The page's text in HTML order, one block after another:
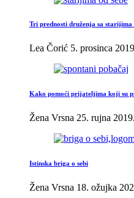
Tri prednosti druženja sa starijima
Lea Čorić 5. prosinca
Kako pomoći prijateljima koji su
Žena Vrsna 25. rujna 2019.
Istinska briga o sebi
Žena Vrsna 18. ožujka